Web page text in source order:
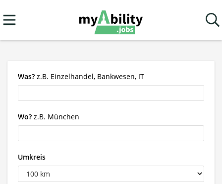
Was? z.B. Einzelhandel, Bankwesen, IT
Wo? z.B. München
Umkreis